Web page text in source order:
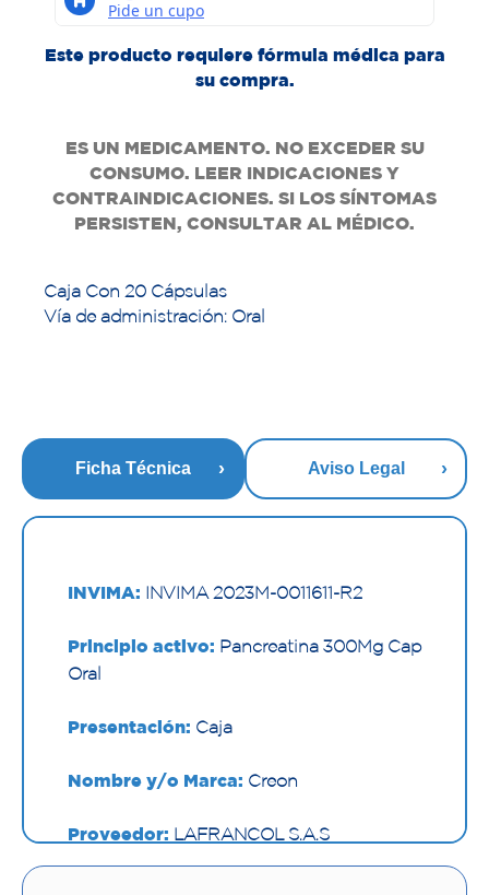
Este producto requiere fórmula médica para
su compra.
ES UN MEDICAMENTO. NO EXCEDER SU
CONSUMO. LEER INDICACIONES Y
CONTRAINDICACIONES. SI LOS SÍNTOMAS
PERSISTEN, CONSULTAR AL MÉDICO.
Caja Con 20 Cápsulas
Vía de administración: Oral
Ficha Técnica Aviso Legal
INVIMA: INVIMA 2023M-0011611-R2
Principio activo: Pancreatina 300Mg Cap
Oral
Presentación: Caja
Nombre y/o Marca: Creon
Proveedor: LAFRANCOL S.A.S